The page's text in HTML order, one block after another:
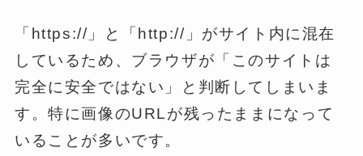
「https://」と「http://」がサイト内に混在
しているため、ブラウザが「このサイトは
完全に安全ではない」と判断してしまいま
す。特に画像のURLが残ったままになって
いることが多いです。